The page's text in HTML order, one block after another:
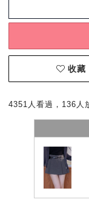
收藏
4351人看過，136人